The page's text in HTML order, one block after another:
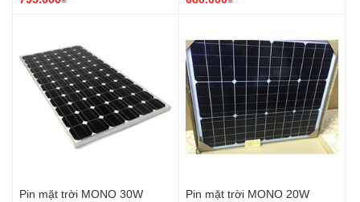
Pin mặt trời MONO 30W
Pin mặt trời MONO 20W